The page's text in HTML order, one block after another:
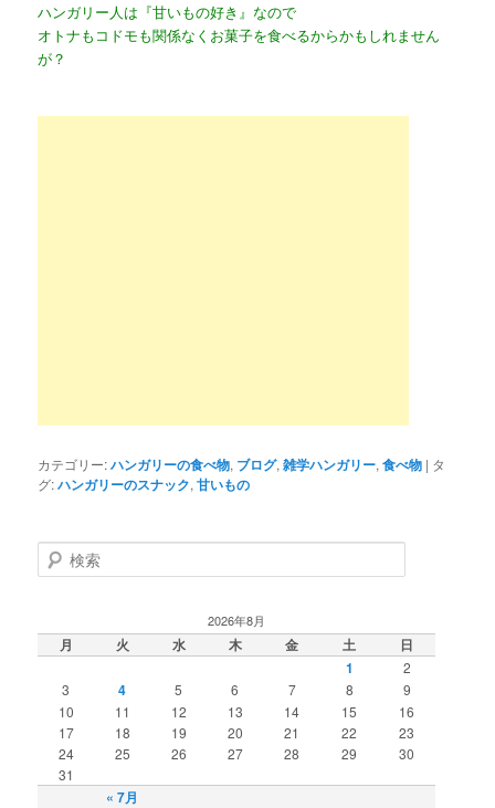
ハンガリー人は『甘いもの好き』なので
オトナもコドモも関係なくお菓子を食べるからかもしれません
が？
カテゴリー:ハンガリーの食べ物, ブログ,雑学ハンガリー,食べ物 | タ
グ:ハンガリーのスナック,甘いもの
検
索
2026年8月
月 火 水 木 金 土 日
« 7月
1
2
3
4 5 6 7 8
9
10
11 12 13 14 15
16
17
18 19 20 21 22
23
24
25 26 27 28 29
30
31